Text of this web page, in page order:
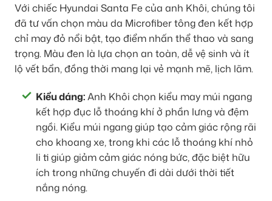
Với chiếc Hyundai Santa Fe của anh Khôi, chúng tôi
đã tư vấn chọn màu da Microfiber tông đen kết hợp
chỉ may đỏ nổi bật, tạo điểm nhấn thể thao và sang
trọng. Màu đen là lựa chọn an toàn, dễ vệ sinh và ít
lộ vết bẩn, đồng thời mang lại vẻ mạnh mẽ, lịch lãm.
Kiểu dáng:Anh Khôi chọn kiểu may múi ngang
kết hợp đục lỗ thoáng khí ở phần lưng và đệm
ngồi. Kiểu múi ngang giúp tạo cảm giác rộng rãi
cho khoang xe, trong khi các lỗ thoáng khí nhỏ
li ti giúp giảm cảm giác nóng bức, đặc biệt hữu
ích trong những chuyến đi dài dưới thời tiết
nắng nóng.